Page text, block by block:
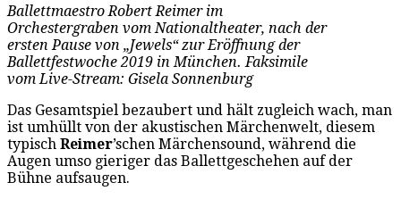
Ballettmaestro Robert Reimer im
Orchestergraben vom Nationaltheater, nach der
ersten Pause von „Jewels“ zur Eröffnung der
Ballettfestwoche 2019 in München. Faksimile
vom Live-Stream: Gisela Sonnenburg
Das Gesamtspiel bezaubert und hält zugleich wach, man
ist umhüllt von der akustischen Märchenwelt, diesem
typisch Reimer’schen Märchensound, während die
Augen umso gieriger das Ballettgeschehen auf der
Bühne aufsaugen.